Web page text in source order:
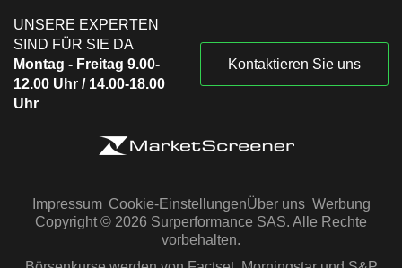
UNSERE EXPERTEN
SIND FÜR SIE DA
Montag - Freitag 9.00-
12.00 Uhr / 14.00-18.00
Uhr
Kontaktieren Sie uns
Impressum Cookie-EinstellungenÜber uns Werbung
Copyright © 2026 Surperformance SAS. Alle Rechte
vorbehalten.